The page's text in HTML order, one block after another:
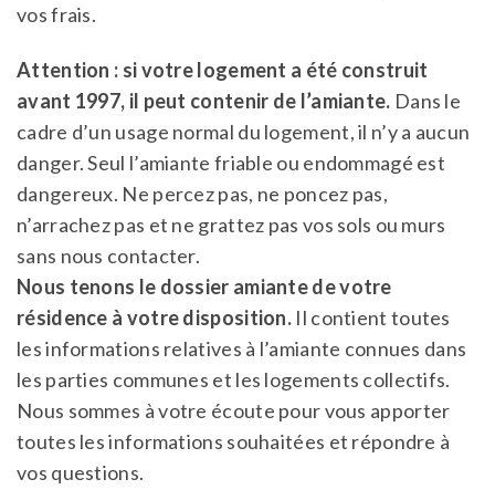
vos frais.
Attention : si votre logement a été construit
avant 1997, il peut contenir de l’amiante. Dans le
cadre d’un usage normal du logement, il n’y a aucun
danger. Seul l’amiante friable ou endommagé est
dangereux. Ne percez pas, ne poncez pas,
n’arrachez pas et ne grattez pas vos sols ou murs
sans nous contacter.
Nous tenons le dossier amiante de votre
résidence à votre disposition. Il contient toutes
les informations relatives à l’amiante connues dans
les parties communes et les logements collectifs.
Nous sommes à votre écoute pour vous apporter
toutes les informations souhaitées et répondre à
vos questions.